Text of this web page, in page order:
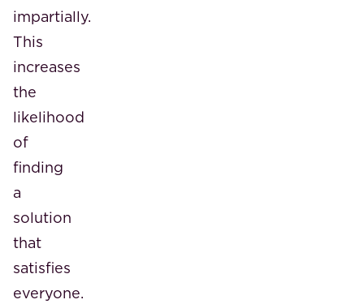
impartially.
This
increases
the
likelihood
of
finding
a
solution
that
satisfies
everyone.